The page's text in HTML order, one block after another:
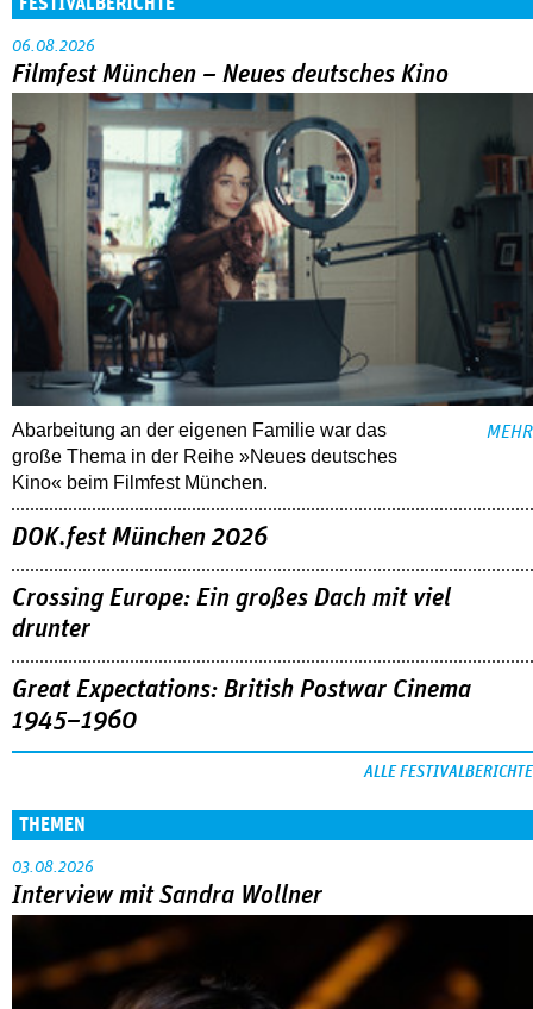
06.08.2026
Filmfest München – Neues deutsches Kino
Abarbeitung an der eigenen Familie war das
große Thema in der Reihe »Neues deutsches
Kino« beim Filmfest München.
MEHR
DOK.fest München 2026
Crossing Europe: Ein großes Dach mit viel
drunter
Great Expectations: British Postwar Cinema
1945–1960
ALLE FESTIVALBERICHTE
THEMEN
03.08.2026
Interview mit Sandra Wollner